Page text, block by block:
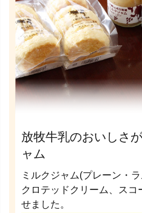
放牧牛乳のおいしさ
ャム
ミルクジャム(プレーン・
クロテッドクリーム、ス
せました。